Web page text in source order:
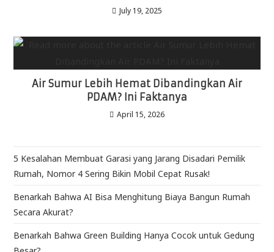
July 19, 2025
Air Sumur Lebih Hemat Dibandingkan Air
PDAM? Ini Faktanya
April 15, 2026
5 Kesalahan Membuat Garasi yang Jarang Disadari Pemilik
Rumah, Nomor 4 Sering Bikin Mobil Cepat Rusak!
Benarkah Bahwa AI Bisa Menghitung Biaya Bangun Rumah
Secara Akurat?
Benarkah Bahwa Green Building Hanya Cocok untuk Gedung